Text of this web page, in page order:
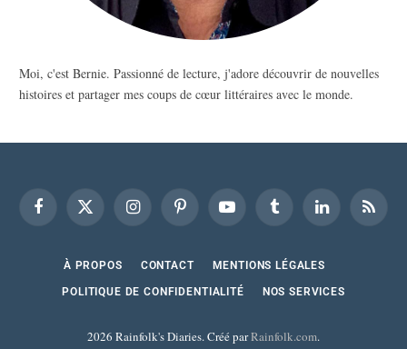
Moi, c'est Bernie. Passionné de lecture, j'adore découvrir de nouvelles
histoires et partager mes coups de cœur littéraires avec le monde.
FacebookX
InstagramPinterest YouTube Tumblr LinkedInRSS
À PROPOS CONTACT MENTIONS LÉGALES
POLITIQUE DE CONFIDENTIALITÉ NOS SERVICES
2026 Rainfolk's Diaries. Créé parRainfolk.com.